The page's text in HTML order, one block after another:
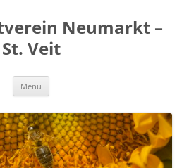
Neumarkt –
St. Veit
Menü